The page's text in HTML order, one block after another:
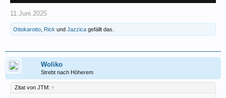
11.Juni.2025
Ottokarotto Rick und Jazzica gefällt das.
Woliko
Strebt nach Höherem
Zitat von JTM: ↑